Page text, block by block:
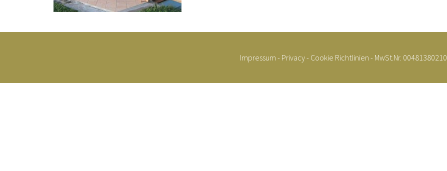
Impressum - Privacy- Cookie Richtlinien - MwSt.Nr. 00481380210